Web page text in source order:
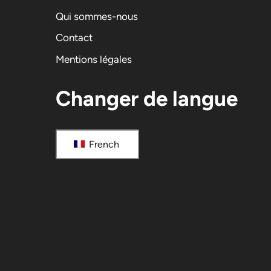
v
Qui sommes-nous
Contact
Mentions légales
Changer de langue
French